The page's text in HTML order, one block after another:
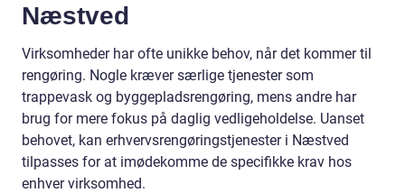
Næstved
Virksomheder har ofte unikke behov, når det kommer til
rengøring. Nogle kræver særlige tjenester som
trappevask og byggepladsrengøring, mens andre har
brug for mere fokus på daglig vedligeholdelse. Uanset
behovet, kan erhvervsrengøringstjenester i Næstved
tilpasses for at imødekomme de specifikke krav hos
enhver virksomhed.